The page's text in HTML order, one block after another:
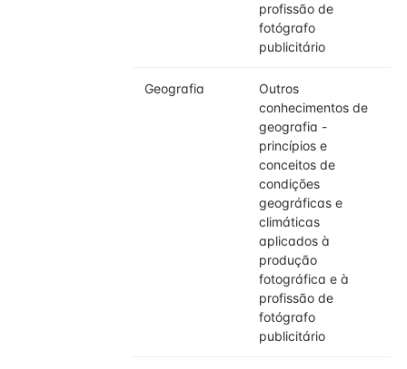
profissão de
fotógrafo
publicitário
Geografia
Outros
conhecimentos de
geografia -
princípios e
conceitos de
condições
geográficas e
climáticas
aplicados à
produção
fotográfica e à
profissão de
fotógrafo
publicitário